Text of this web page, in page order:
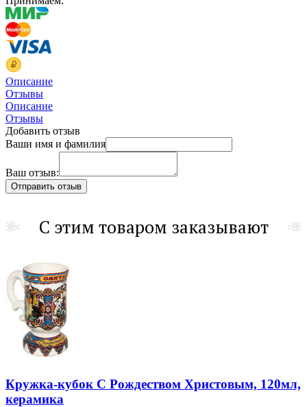
Описание
Отзывы
Описание
Отзывы
Добавить отзыв
Ваши имя и фамилия
Ваш отзыв:
С этим товаром заказывают
Кружка-кубок С Рождеством Христовым, 120мл,
керамика